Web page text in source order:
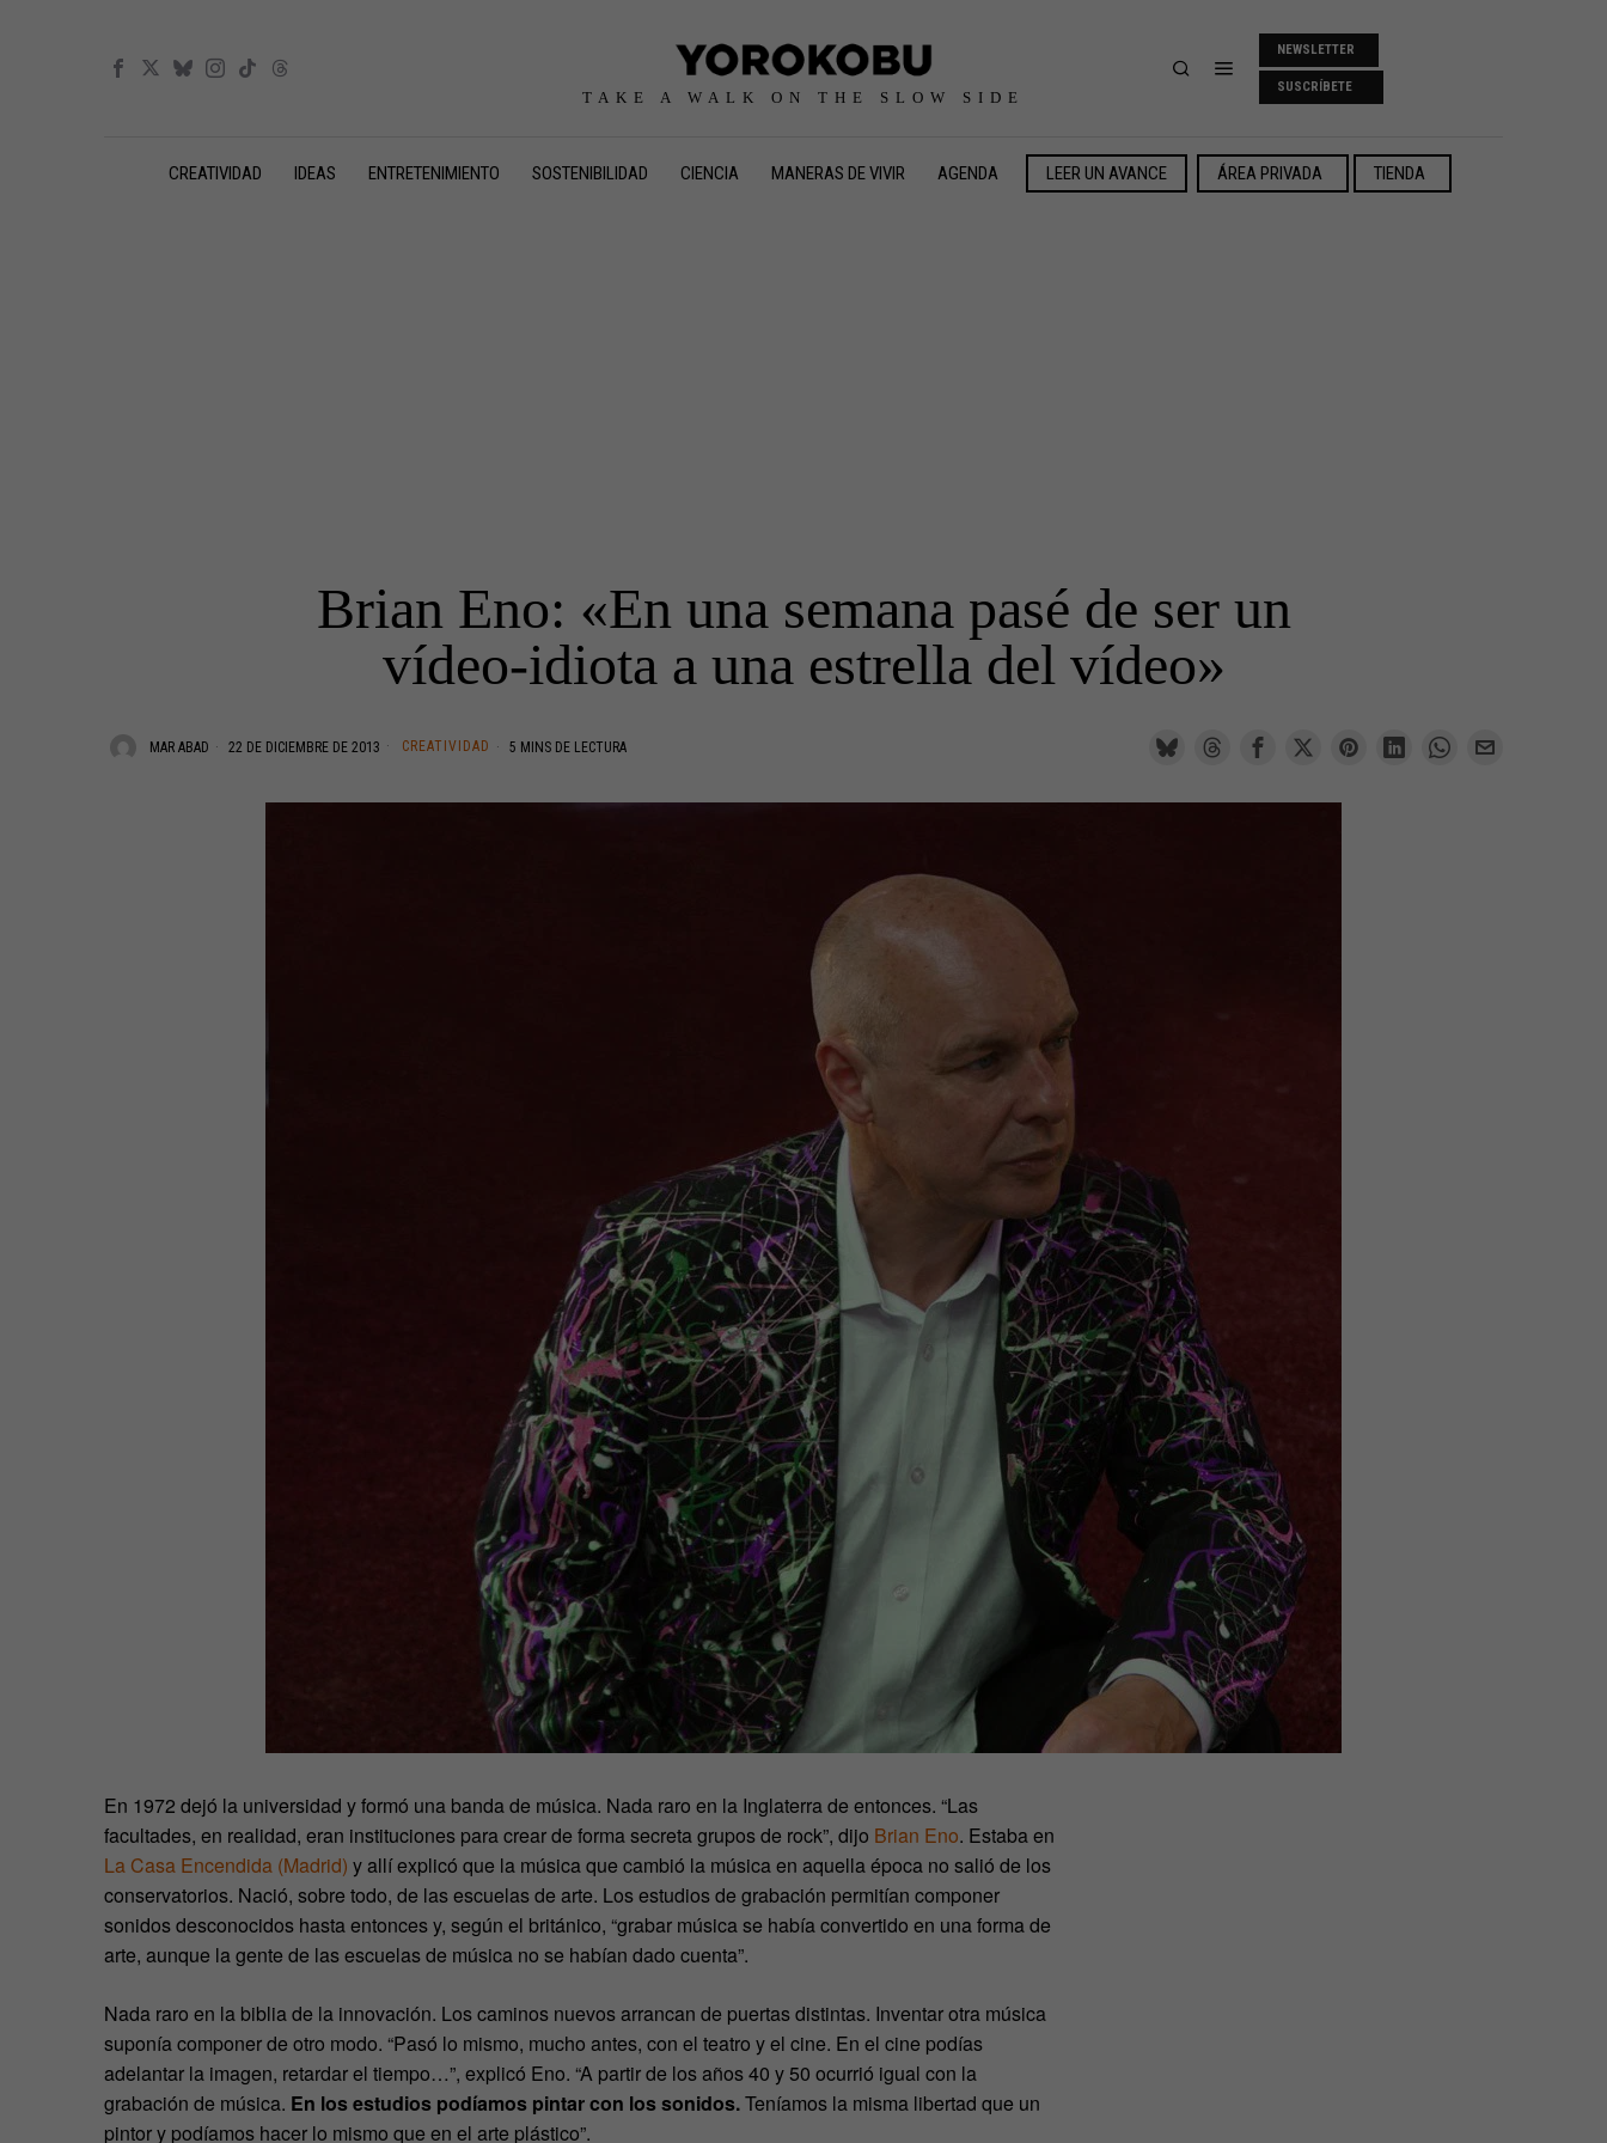
TAKE A WALK ON THE SLOW SIDE
NEWSLETTER
SUSCRÍBETE
CREATIVIDAD IDEAS ENTRETENIMIENTO SOSTENIBILIDAD CIENCIA MANERAS DE VIVIR AGENDA LEER UN AVANCE ÁREA PRIVADA TIENDA
Brian Eno: «En una semana pasé de ser un
vídeo-idiota a una estrella del vídeo»
MAR ABAD 22 DE DICIEMBRE DE 2013 CREATIVIDAD 5 MINS DE LECTURA
En 1972 dejó la universidad y formó una banda de música. Nada raro en la Inglaterra de entonces. “Las
facultades, en realidad, eran instituciones para crear de forma secreta grupos de rock”, dijo Brian Eno. Estaba en
La Casa Encendida (Madrid) y allí explicó que la música que cambió la música en aquella época no salió de los
conservatorios. Nació, sobre todo, de las escuelas de arte. Los estudios de grabación permitían componer
sonidos desconocidos hasta entonces y, según el británico, “grabar música se había convertido en una forma de
arte, aunque la gente de las escuelas de música no se habían dado cuenta”.
Nada raro en la biblia de la innovación. Los caminos nuevos arrancan de puertas distintas. Inventar otra música
suponía componer de otro modo. “Pasó lo mismo, mucho antes, con el teatro y el cine. En el cine podías
adelantar la imagen, retardar el tiempo…”, explicó Eno. “A partir de los años 40 y 50 ocurrió igual con la
grabación de música. En los estudios podíamos pintar con los sonidos.Teníamos la misma libertad que un
pintor y podíamos hacer lo mismo que en el arte plástico”.